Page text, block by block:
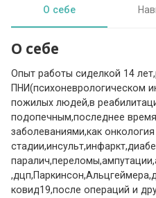
О себе
О себе
Опыт работы сиделкой 14
ПНИ(психоневрологическом
пожилых людей,в
подопечным,последнее
заболеваниями,как
ковид19,после операций и